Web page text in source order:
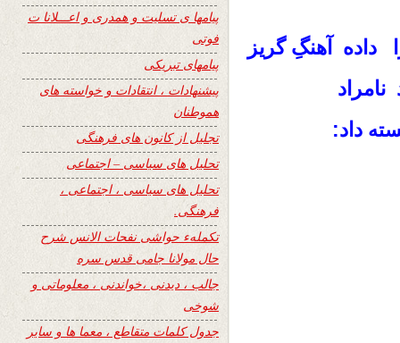
آهنگِ گریز
داد:
پیامها ی تسلیت و همدری و اعـــلانا ت
فوتی
پیامهای تبریکی
پیشنهادات ، انتقادات و خواسته های
هموطنان
تجلیل از کانون های فرهنگی
تحلیل های سیاسی – اجتماعی
تحلیل های سیاسی ، اجتماعی ،
فرهنگی.
تکملهء حواشی نفحات الانس شرح
حال مولانا جامی قدس سره
جالب ، دیدنی ،خواندنی ، معلوماتی و
شوخی
جدول کلمات متقاطع ، معما ها و سایر